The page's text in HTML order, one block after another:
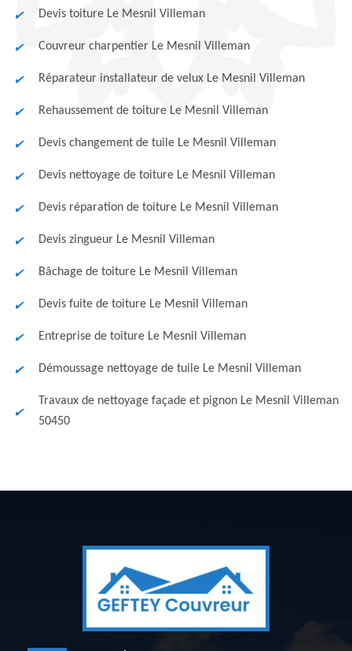
Devis toiture Le Mesnil Villeman
Couvreur charpentier Le Mesnil Villeman
Réparateur installateur de velux Le Mesnil Villeman
Rehaussement de toiture Le Mesnil Villeman
Devis changement de tuile Le Mesnil Villeman
Devis nettoyage de toiture Le Mesnil Villeman
Devis réparation de toiture Le Mesnil Villeman
Devis zingueur Le Mesnil Villeman
Bâchage de toiture Le Mesnil Villeman
Devis fuite de toiture Le Mesnil Villeman
Entreprise de toiture Le Mesnil Villeman
Démoussage nettoyage de tuile Le Mesnil Villeman
Travaux de nettoyage façade et pignon Le Mesnil Villeman
50450